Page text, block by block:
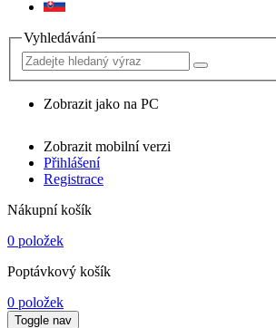
Vyhledávání
Zobrazit jako na PC
Zobrazit mobilní verzi
Přihlášení
Registrace
Nákupní košík
0 položek
Poptávkový košík
0 položek
Toggle nav